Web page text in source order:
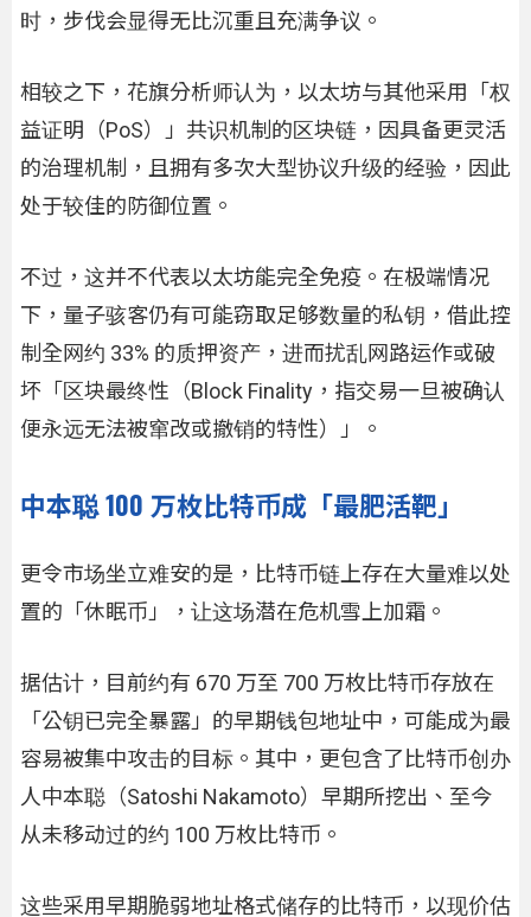
时，步伐会显得无比沉重且充满争议。
相较之下，花旗分析师认为，以太坊与其他采用「权
益证明（PoS）」共识机制的区块链，因具备更灵活
的治理机制，且拥有多次大型协议升级的经验，因此
处于较佳的防御位置。
不过，这并不代表以太坊能完全免疫。在极端情况
下，量子骇客仍有可能窃取足够数量的私钥，借此控
制全网约 33% 的质押资产，进而扰乱网路运作或破
坏「区块最终性（Block Finality，指交易一旦被确认
便永远无法被窜改或撤销的特性）」。
中本聪 100 万枚比特币成「最肥活靶」
更令市场坐立难安的是，比特币链上存在大量难以处
置的「休眠币」，让这场潜在危机雪上加霜。
据估计，目前约有 670 万至 700 万枚比特币存放在
「公钥已完全暴露」的早期钱包地址中，可能成为最
容易被集中攻击的目标。其中，更包含了比特币创办
人中本聪（Satoshi Nakamoto）早期所挖出、至今
从未移动过的约 100 万枚比特币。
这些采用早期脆弱地址格式储存的比特币，以现价估